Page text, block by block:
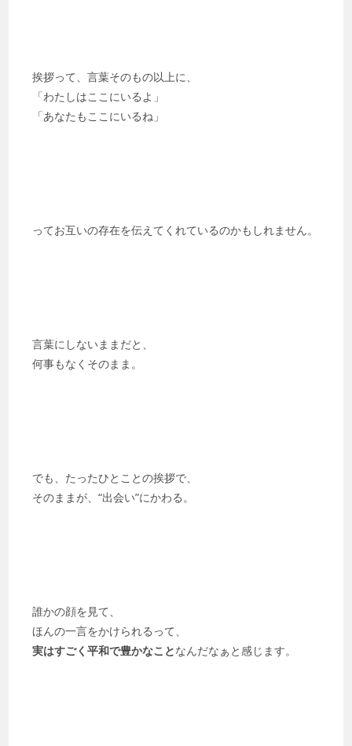
挨拶って、言葉そのもの以上に、
「わたしはここにいるよ」
「あなたもここにいるね」
ってお互いの存在を伝えてくれているのかもしれません。
言葉にしないままだと、
何事もなくそのまま。
でも、たったひとことの挨拶で、
そのままが、“出会い”にかわる。
誰かの顔を見て、
ほんの一言をかけられるって、
実はすごく平和で豊かなことなんだなぁと感じます。